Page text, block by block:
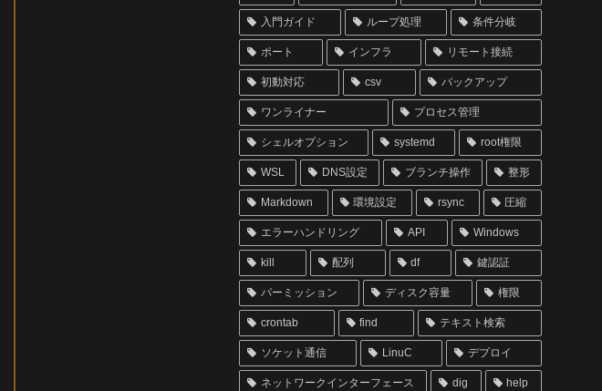
入門ガイド ループ処理 条件分岐
ポート インフラ リモート接続
初動対応 csv バックアップ
ワンライナー プロセス管理
シェルオプション systemd root権限
WSL DNS設定 ブランチ操作 整形
Markdown 環境設定 rsync 圧縮
エラーハンドリング API Windows
kill 配列 df 鍵認証
パーミッション ディスク容量 権限
crontab find テキスト検索
ソケット通信 LinuC デプロイ
ネットワークインターフェース dig help